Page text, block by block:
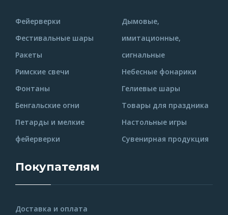
Фейерверки
Фестивальные шары
Ракеты
Римские свечи
Фонтаны
Бенгальские огни
Петарды и мелкие
фейерверки
Дымовые,
имитационные,
сигнальные
Небесные фонарики
Гелиевые шары
Товары для праздника
Настольные игры
Сувенирная продукция
Покупателям
Доставка и оплата